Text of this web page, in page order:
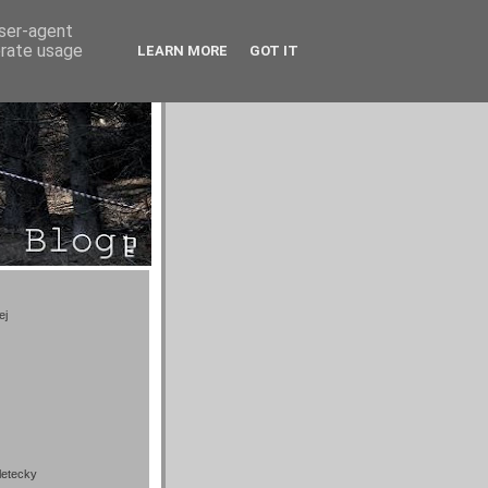
agent
usage
LEARN MORE GOT IT